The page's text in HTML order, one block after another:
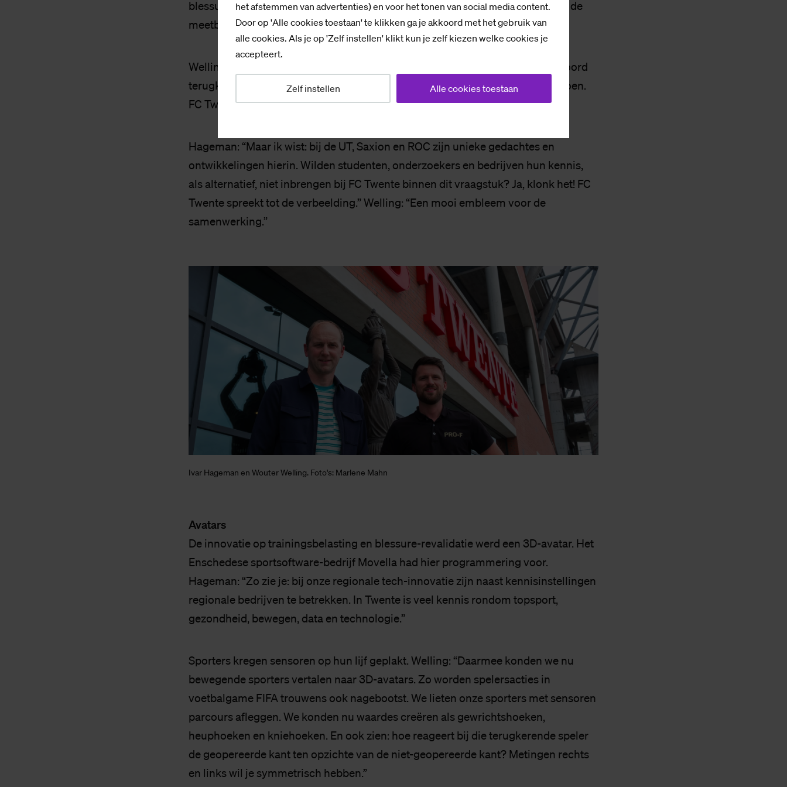
het afstemmen van advertenties) en voor het tonen van social media content.
Door op 'Alle cookies toestaan' te klikken ga je akkoord met het gebruik van
alle cookies. Als je op 'Zelf instellen' klikt kun je zelf kiezen welke cookies je
accepteert.
Zelf instellen Alle cookies toestaan
blessurepreventie, revalidatie, prestatieoptimalisatie en trainingsbelasting én de
meetbaarheid daarvan, was de vraag.”
Welling: “Hoe en wanneer kan een geblesseerde speler bijvoorbeeld verantwoord
terugkeren?” Ajax, Feyenoord en PSV hebben budget om zelf onderzoek te doen.
FC Twente niet.
Hageman: “Maar ik wist: bij de UT, Saxion en ROC zijn unieke gedachtes en
ontwikkelingen hierin. Wilden studenten, onderzoekers en bedrijven hun kennis,
als alternatief, niet inbrengen bij FC Twente binnen dit vraagstuk? Ja, klonk het! FC
Twente spreekt tot de verbeelding.” Welling: “Een mooi embleem voor de
samenwerking.”
Ivar Hageman en Wouter Welling. Foto's: Marlene Mahn
Avatars
De innovatie op trainingsbelasting en blessure-revalidatie werd een 3D-avatar. Het
Enschedese sportsoftware-bedrijf Movella had hier programmering voor.
Hageman: “Zo zie je: bij onze regionale tech-innovatie zijn naast kennisinstellingen
regionale bedrijven te betrekken. In Twente is veel kennis rondom topsport,
gezondheid, bewegen, data en technologie.”
Sporters kregen sensoren op hun lijf geplakt. Welling: “Daarmee konden we nu
bewegende sporters vertalen naar 3D-avatars. Zo worden spelersacties in
voetbalgame FIFA trouwens ook nagebootst. We lieten onze sporters met sensoren
parcours afleggen. We konden nu waardes creëren als gewrichtshoeken,
heuphoeken en kniehoeken. En ook zien: hoe reageert bij die terugkerende speler
de geopereerde kant ten opzichte van de niet-geopereerde kant? Metingen rechts
en links wil je symmetrisch hebben.”